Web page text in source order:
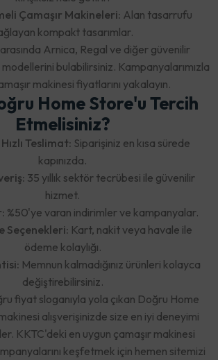
Çamaşır Makineleri: Alan tasarrufu
kompakt tasarımlar.
arasında Arnica, Regal ve diğer güvenilir
bulabilirsiniz. Kampanyalarımızla
makinesi fiyatlarını yakalayın.
Home Store'u Tercih
Etmelisiniz?
Teslimat: Siparişiniz en kısa sürede
kapınızda.
35 yıllık sektör tecrübesi ile güvenilir
hizmet.
%50'ye varan indirimler ve kampanyalar.
Seçenekleri: Kart, nakit veya havale ile
ödeme kolaylığı.
Memnun kalmadığınız ürünleri kolayca
değiştirebilirsiniz.
fiyat sloganıyla yola çıkan Doğru Home
alışverişinizde size en iyi deneyimi
KKTC'deki en uygun çamaşır makinesi
keşfetmek için hemen sitemizi